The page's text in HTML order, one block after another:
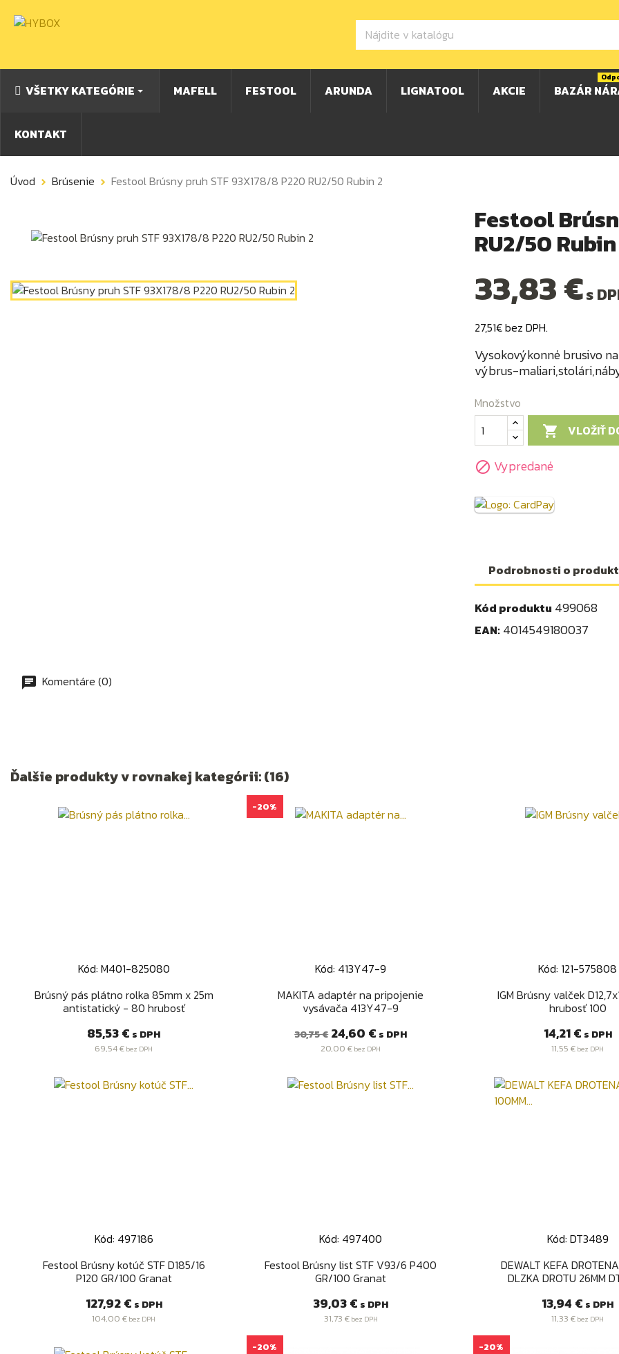
VŠETKY KATEGÓRIE MAFELL FESTOOL ARUNDA LIGNATOOL AKCIE BAZÁR
KONTAKT
Úvod Brúsenie Festool Brúsny pruh STF 93X178/8 P220 RU2/50 Rubin 2
Festool
RU2/50
33,83 €s
27,51€ bez DPH.
Vysokovýkonné brusivo
výbrus-
Množstvo

VLOŽIŤ
 Vypredané
Podrobnosti o
Kód produktu 499068
EAN: 4014549180037
Komentáre (0)
Ďalšie produkty v rovnakej kategórii: (16)
Kód: M401-825080
Brúsný pás plátno rolka 85mm x 25m
antistatický - 80 hrubosť
Cena
85,53 € s DPH
69,54 € bez DPH
Rýchly náhľad
Kód: 413Y47-9
MAKITA adaptér na pripojenie
vysávača 413Y47-9
Bežná
cena
30,75 € Cena
24,60 € s DPH
20,00 € bez DPH
-20%
Rýchly náhľad
Kód: 121-575808
IGM Brúsny valček
hrubosť 100
Cena
14,21 € s DPH
11,55 € bez DPH
Rýchly
Kód: 497186
Festool Brúsny kotúč STF D185/16
P120 GR/100 Granat
Cena
127,92 € s DPH
104,00 € bez DPH
Rýchly náhľad
Kód: 497400
Festool Brúsny list STF V93/6 P400
GR/100 Granat
Cena
39,03 € s DPH
31,73 €bez DPH
Rýchly náhľad
Kód: DT3489
DEWALT KEFA
DLZKA DROTU 26MM
Cena
13,94 € s DPH
11,33 € bez DPH
Rýchly náhľad
-20% -20%